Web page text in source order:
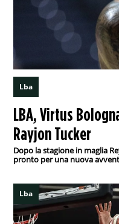
Lba
LBA, Virtus
Rayjon Tucker
Dopo la stagione in maglia
pronto per una nuova
Lba